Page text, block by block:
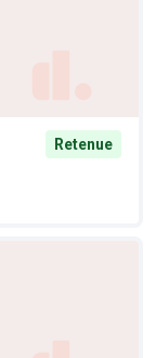
Retenue